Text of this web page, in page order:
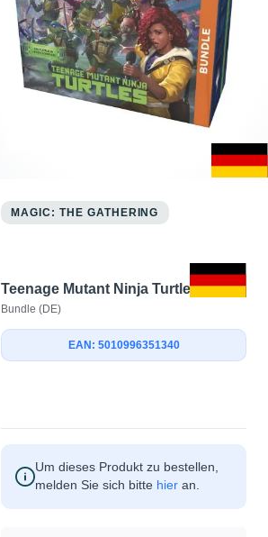
MAGIC: THE GATHERING
Teenage Mutant Ninja Turtles
Bundle (DE)
EAN: 5010996351340
Um dieses Produkt zu bestellen,
melden Sie sich bitte hier an.